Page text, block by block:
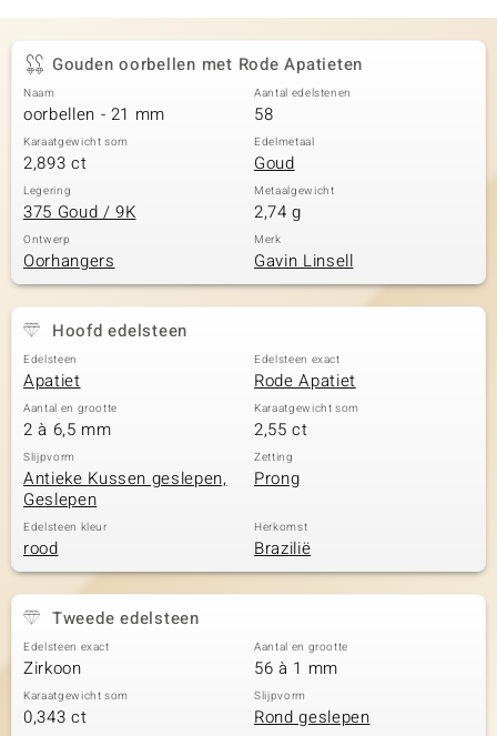
Gouden oorbellen met Rode Apatieten
Naam
oorbellen - 21 mm
Aantal edelstenen
58
Karaatgewicht som
2,893 ct
Edelmetaal
Goud
Legering
375 Goud / 9K
Metaalgewicht
2,74 g
Ontwerp
Oorhangers
Merk
Gavin Linsell
Hoofd edelsteen
Edelsteen
Apatiet
Edelsteen exact
Rode Apatiet
Aantal en grootte
2 à 6,5 mm
Karaatgewicht som
2,55 ct
Slijpvorm
Antieke Kussen geslepen,
Geslepen
Zetting
Prong
Edelsteen kleur
rood
Herkomst
Brazilië
Tweede edelsteen
Edelsteen exact
Zirkoon
Aantal en grootte
56 à 1 mm
Karaatgewicht som
0,343 ct
Slijpvorm
Rond geslepen